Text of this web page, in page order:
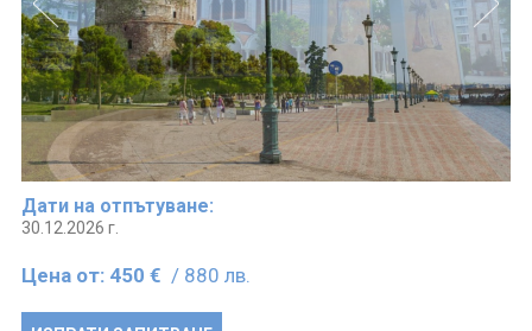
Дати на отпътуване:
30.12.2026 г.
Цена от: 450 € / 880 лв.